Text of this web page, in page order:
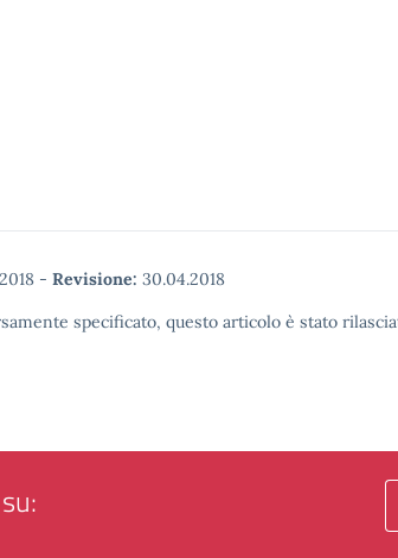
- Revisione: 30.04.2018
specificato, questo articolo è stato